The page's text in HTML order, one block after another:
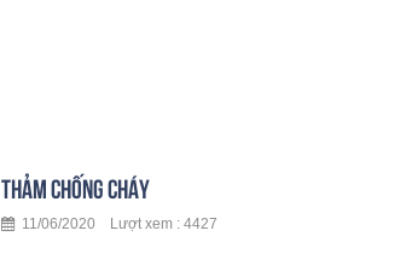
THẢM CHỐNG CHÁY
11/06/2020 Lượt xem : 4427